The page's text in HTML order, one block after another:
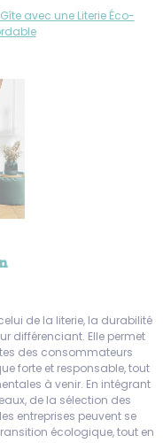
avec une Literie Éco-
de la literie, la durabilité
différenciant. Elle permet
des consommateurs
forte et responsable, tout
à venir. En intégrant
de la sélection des
entreprises peuvent se
écologique, tout en